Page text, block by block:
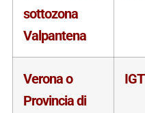
sottozona
Valpantena
Verona o
Provincia di
IGT